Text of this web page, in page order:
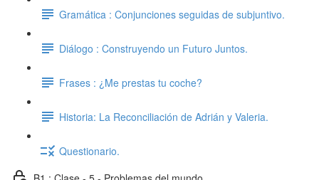
Gramática : Conjunciones seguidas de subjuntivo.
Diálogo : Construyendo un Futuro Juntos.
Frases : ¿Me prestas tu coche?
Historia: La Reconciliación de Adrián y Valeria.
Questionario.